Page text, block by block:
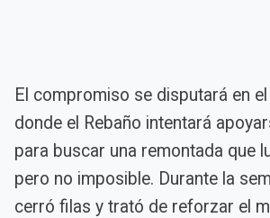
El compromiso se disputará en el
donde el Rebaño intentará
para buscar una remontada que
pero no imposible. Durante la
cerró filas y trató de reforzar el